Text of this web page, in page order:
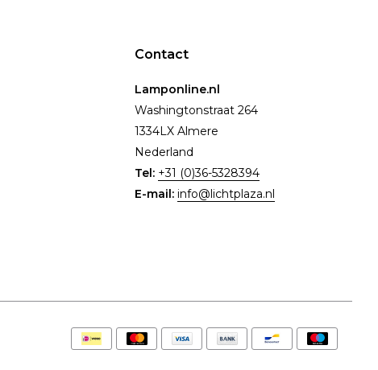
Contact
Lamponline.nl
Washingtonstraat 264
1334LX Almere
Nederland
Tel: +31 (0)36-5328394
E-mail: info@lichtplaza.nl